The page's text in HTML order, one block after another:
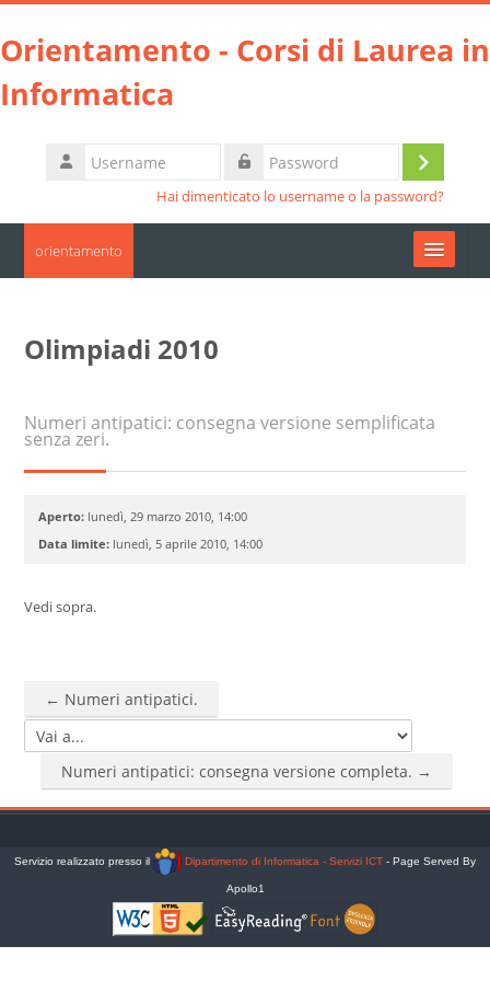
Orientamento - Corsi di Laurea in
Informatica
Username
Login
Hai dimenticato lo username o la password?
orientamento
UniTO
HelpDesk
Italiano ‎(it)‎
Cerca
corsi
Olimpiadi 2010
Numeri antipatici: consegna versione semplificata
senza zeri.
Aperto: lunedì, 29 marzo 2010, 14:00
Data limite: lunedì, 5 aprile 2010, 14:00
Vedi sopra.
← Numeri antipatici.
Vai a...
Numeri antipatici: consegna versione completa. →
Servizio realizzato presso il Dipartimento di Informatica - Servizi ICT - Page Served By
Apollo1